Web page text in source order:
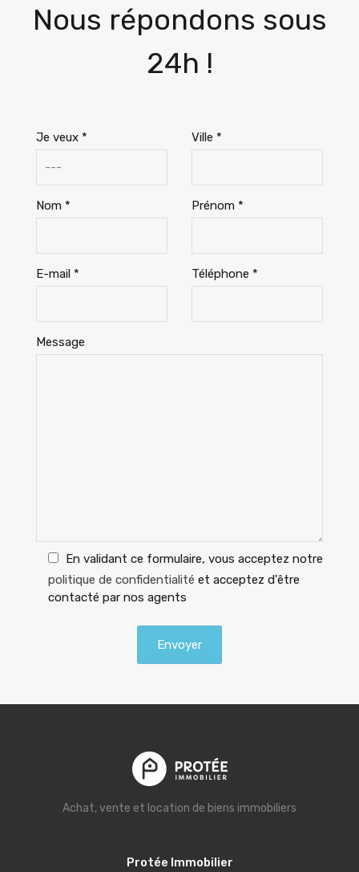
Nous répondons sous
24h !
Je veux * Ville *
Nom * Prénom *
E-mail * Téléphone *
Message
En validant ce formulaire, vous acceptez notre
politique de confidentialité et acceptez d'être
contacté par nos agents
Achat, vente et location de biens immobiliers
Protée Immobilier